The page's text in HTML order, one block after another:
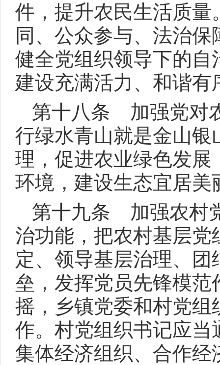
件，提升农民生活质
同、公众参与、法治
健全党组织领导下的
建设充满活力、和谐有
第十八条 加强党对
行绿水青山就是金山
理，促进农业绿色发
环境，建设生态宜居美
第十九条 加强农村
治功能，把农村基层
定、领导基层治理、
垒，发挥党员先锋模
摇，乡镇党委和村党
作。村党组织书记应
集体经济组织、合作经